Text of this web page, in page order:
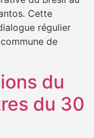
Cette
régulier
de
du
du 30